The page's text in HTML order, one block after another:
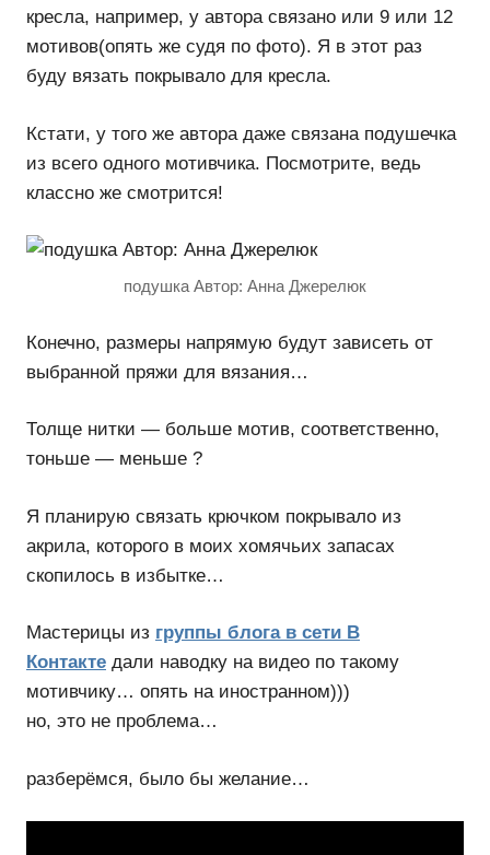
кресла, например, у автора связано или 9 или 12
мотивов(опять же судя по фото). Я в этот раз
буду вязать покрывало для кресла.
Кстати, у того же автора даже связана подушечка
из всего одного мотивчика. Посмотрите, ведь
классно же смотрится!
подушка Автор: Анна Джерелюк
Конечно, размеры напрямую будут зависеть от
выбранной пряжи для вязания…
Толще нитки — больше мотив, соответственно,
тоньше — меньше ?
Я планирую связать крючком покрывало из
акрила, которого в моих хомячьих запасах
скопилось в избытке…
Мастерицы из группы блога в сети В
Контакте дали наводку на видео по такому
мотивчику… опять на иностранном)))
но, это не проблема…
разберёмся, было бы желание…